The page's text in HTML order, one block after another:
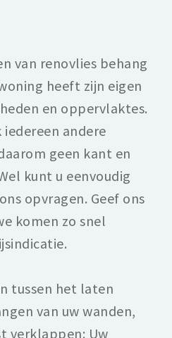
van renovlies behang
heeft zijn eigen
en oppervlaktes.
andere
geen kant en
kunt u eenvoudig
opvragen. Geef ons
komen zo snel
tussen het laten
van uw wanden,
verklappen: Uw